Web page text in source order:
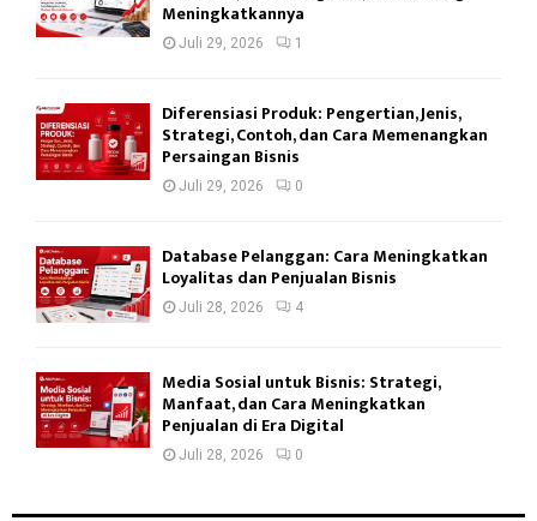
Meningkatkannya
Juli 29, 2026 1
Diferensiasi Produk: Pengertian, Jenis,
Strategi, Contoh, dan Cara Memenangkan
Persaingan Bisnis
Juli 29, 2026 0
Database Pelanggan: Cara Meningkatkan
Loyalitas dan Penjualan Bisnis
Juli 28, 2026 4
Media Sosial untuk Bisnis: Strategi,
Manfaat, dan Cara Meningkatkan
Penjualan di Era Digital
Juli 28, 2026 0